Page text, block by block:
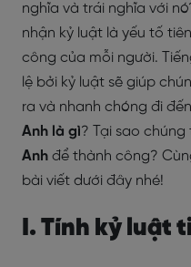
nghĩa và trái nghĩa với
nhận kỷ luật là yếu tố
công của mỗi người.
lệ bởi kỷ luật sẽ giúp
ra và nhanh chóng đi
Anh là gì? Tại sao chúng
Anh để thành công?
bài viết dưới đây nhé!
I. Tính kỷ luật